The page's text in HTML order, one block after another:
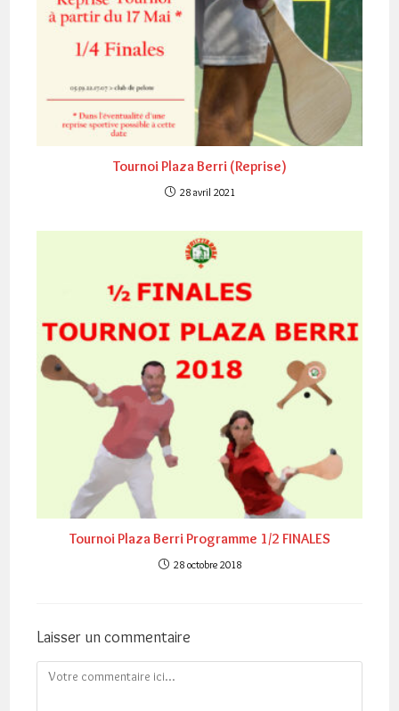
Tournoi Plaza Berri (Reprise)
28 avril 2021
Tournoi Plaza Berri Programme 1/2 FINALES
28 octobre 2018
Laisser un commentaire
Comment